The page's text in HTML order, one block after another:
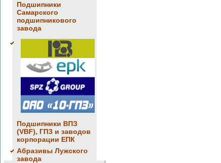
Подшипники
Самарского
подшипникового
завода
Подшипники ВПЗ
(VBF), ГПЗ и заводов
корпорации ЕПК
Абразивы Лужского
завода